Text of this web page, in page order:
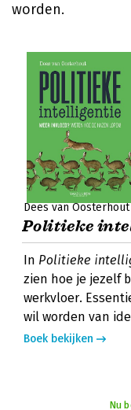
worden.
Dees van Oosterhout
Politieke
In Politieke
zien hoe je jezelf
werkvloer.
wil worden van
Boek bekijken
Nu